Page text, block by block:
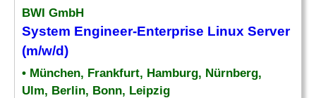
BWI GmbH
System Engineer-Enterprise Linux Server
(m/w/d)
• München, Frankfurt, Hamburg, Nürnberg,
Ulm, Berlin, Bonn, Leipzig